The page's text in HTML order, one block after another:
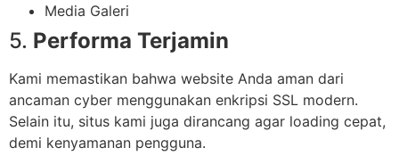
Media Galeri
5. Performa Terjamin
Kami memastikan bahwa website Anda aman dari
ancaman cyber menggunakan enkripsi SSL modern.
Selain itu, situs kami juga dirancang agar loading cepat,
demi kenyamanan pengguna.